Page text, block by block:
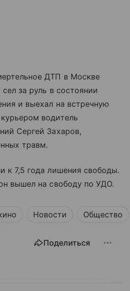
ДТП в Москве
за руль в состоянии
и выехал на встречную
водитель
Сергей Захаров,
травм.
к 7,5 года лишения свободы.
вышел на свободу по УДО.
Новости Общество
Поделиться